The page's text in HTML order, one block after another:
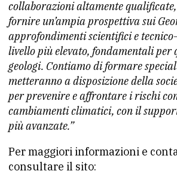
collaborazioni altamente
fornire un’ampia prospettiva sui
approfondimenti scientifici e
livello più elevato, fondamentali per
geologi. Contiamo di formare
metteranno a disposizione della
per prevenire e affrontare i rischi
cambiamenti climatici, con il
più avanzate.”
Per maggiori informazioni e
consultare il sito: